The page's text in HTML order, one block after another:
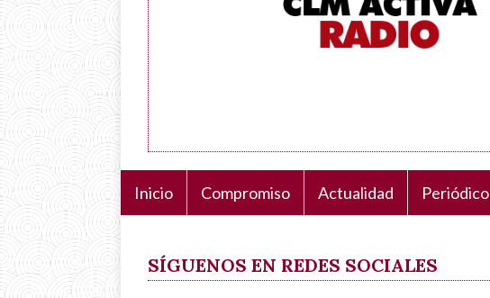
Navegación
principal
Inicio Compromiso Actualidad Periódico
SÍGUENOS EN REDES SOCIALES